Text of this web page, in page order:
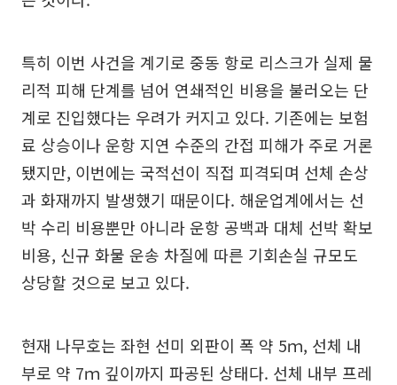
특히 이번 사건을 계기로 중동 항로 리스크가 실제 물
리적 피해 단계를 넘어 연쇄적인 비용을 불러오는 단
계로 진입했다는 우려가 커지고 있다. 기존에는 보험
료 상승이나 운항 지연 수준의 간접 피해가 주로 거론
됐지만, 이번에는 국적선이 직접 피격되며 선체 손상
과 화재까지 발생했기 때문이다. 해운업계에서는 선
박 수리 비용뿐만 아니라 운항 공백과 대체 선박 확보
비용, 신규 화물 운송 차질에 따른 기회손실 규모도
상당할 것으로 보고 있다.
현재 나무호는 좌현 선미 외판이 폭 약 5ｍ, 선체 내
부로 약 7ｍ 깊이까지 파공된 상태다. 선체 내부 프레